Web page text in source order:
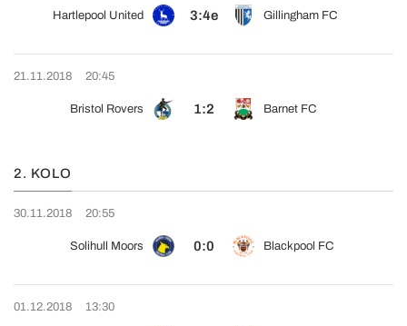
Hartlepool United 3:4e Gillingham FC
21.11.2018 20:45
Bristol Rovers 1:2 Barnet FC
2. KOLO
30.11.2018 20:55
Solihull Moors 0:0 Blackpool FC
01.12.2018 13:30